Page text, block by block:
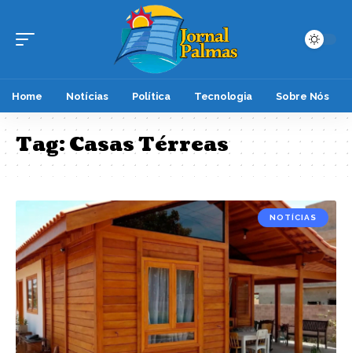
Home Notícias Política Tecnologia Sobre Nós
Tag:Casas Térreas
NOTÍCIAS